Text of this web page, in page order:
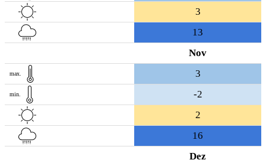
3
13
Nov
max. 3
min.
-2
2
16
Dez